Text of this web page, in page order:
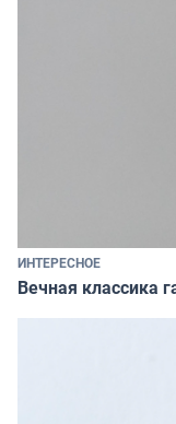
ИНТЕРЕСНОЕ
Вечная классика